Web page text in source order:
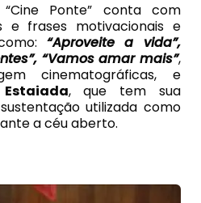
Ponte” conta com
e frases motivacionais e
“Aproveite a vida”,
“Vamos amar mais”,
cinematográficas, e
, que tem sua
utilizada como
a céu aberto.